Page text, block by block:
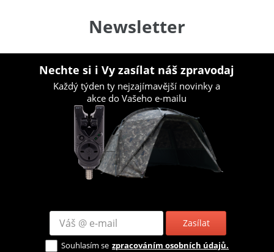
Newsletter
Nechte si i Vy zasílat náš zpravodaj
Každý týden ty nejzajímavější novinky a
akce do Vašeho e-mailu
Zasílat
Souhlasím se zpracováním osobních údajů.